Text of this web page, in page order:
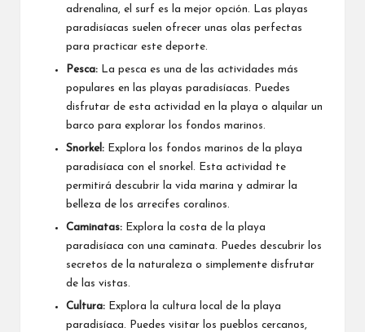
adrenalina, el surf es la mejor opción. Las playas
paradisíacas suelen ofrecer unas olas perfectas
para practicar este deporte.
Pesca: La pesca es una de las actividades más
populares en las playas paradisíacas. Puedes
disfrutar de esta actividad en la playa o alquilar un
barco para explorar los fondos marinos.
Snorkel: Explora los fondos marinos de la playa
paradisíaca con el snorkel. Esta actividad te
permitirá descubrir la vida marina y admirar la
belleza de los arrecifes coralinos.
Caminatas: Explora la costa de la playa
paradisíaca con una caminata. Puedes descubrir los
secretos de la naturaleza o simplemente disfrutar
de las vistas.
Cultura: Explora la cultura local de la playa
paradisíaca. Puedes visitar los pueblos cercanos,